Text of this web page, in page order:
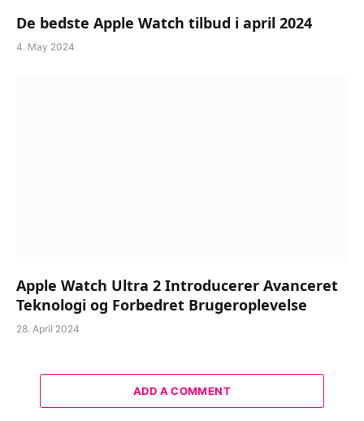
De bedste Apple Watch tilbud i april 2024
4. May 2024
Apple Watch Ultra 2 Introducerer Avanceret
Teknologi og Forbedret Brugeroplevelse
28. April 2024
ADD A COMMENT